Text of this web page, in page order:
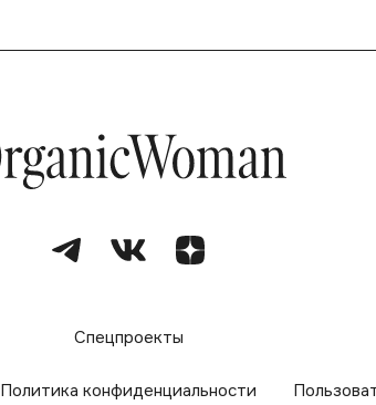
Спецпроекты
Политика конфиденциальности